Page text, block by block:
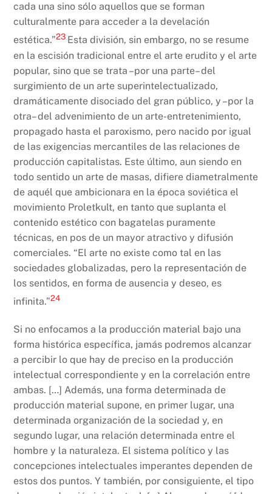
cada una sino sólo aquellos que se forman
culturalmente para acceder a la develación
estética.”23 Esta división, sin embargo, no se resume
en la escisión tradicional entre el arte erudito y el arte
popular, sino que se trata –por una parte– del
surgimiento de un arte superintelectualizado,
dramáticamente disociado del gran público, y –por la
otra– del advenimiento de un arte-entretenimiento,
propagado hasta el paroxismo, pero nacido por igual
de las exigencias mercantiles de las relaciones de
producción capitalistas. Este último, aun siendo en
todo sentido un arte de masas, difiere diametralmente
de aquél que ambicionara en la época soviética el
movimiento Proletkult, en tanto que suplanta el
contenido estético con bagatelas puramente
técnicas, en pos de un mayor atractivo y difusión
comerciales. “El arte no existe como tal en las
sociedades globalizadas, pero la representación de
los sentidos, en forma de ausencia y deseo, es
infinita.”24
Si no enfocamos a la producción material bajo una
forma histórica específica, jamás podremos alcanzar
a percibir lo que hay de preciso en la producción
intelectual correspondiente y en la correlación entre
ambas. […] Además, una forma determinada de
producción material supone, en primer lugar, una
determinada organización de la sociedad y, en
segundo lugar, una relación determinada entre el
hombre y la naturaleza. El sistema político y las
concepciones intelectuales imperantes dependen de
estos dos puntos. Y también, por consiguiente, el tipo